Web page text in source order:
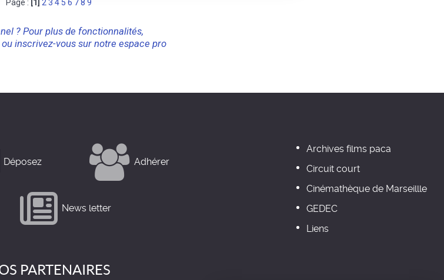
Page : [1] 2 3 4 5 6 78 9
? Pour plus de fonctionnalités,
inscrivez-vous sur notre espace pro
Déposez Adhérer
News letter
Archives films paca
Circuit court
Cinémathèque de Marseillle
GEDEC
Liens
PARTENAIRES